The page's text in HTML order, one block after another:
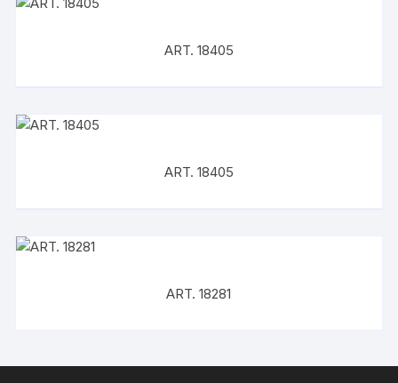
ART. 18405
ART. 18405
ART. 18281